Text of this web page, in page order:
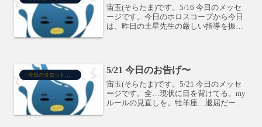
宙玉(そらたま)です。5/16 今日のメッセ
ージです。今日のホロスコープから今日
は、昨日の土星先生の厳しい指導を振り
悪い癖から抜け出...
今日のタロット占い 5/21 今日のお告げ〜
宙玉(そらたま)です。5/21 今日のメッセ
ージです。全…現状に目を背けてる。my
ルールの見直しを。牡羊座…退屈だー。